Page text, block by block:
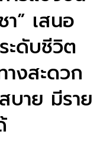
” เสนอ
ะดับชีวิต
งสะดวก
บาย มีราย